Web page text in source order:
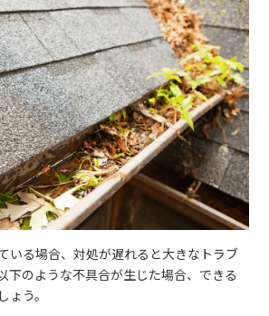
いる場合、対処が遅れると大きなトラブ
下のような不具合が生じた場合、できる
う。